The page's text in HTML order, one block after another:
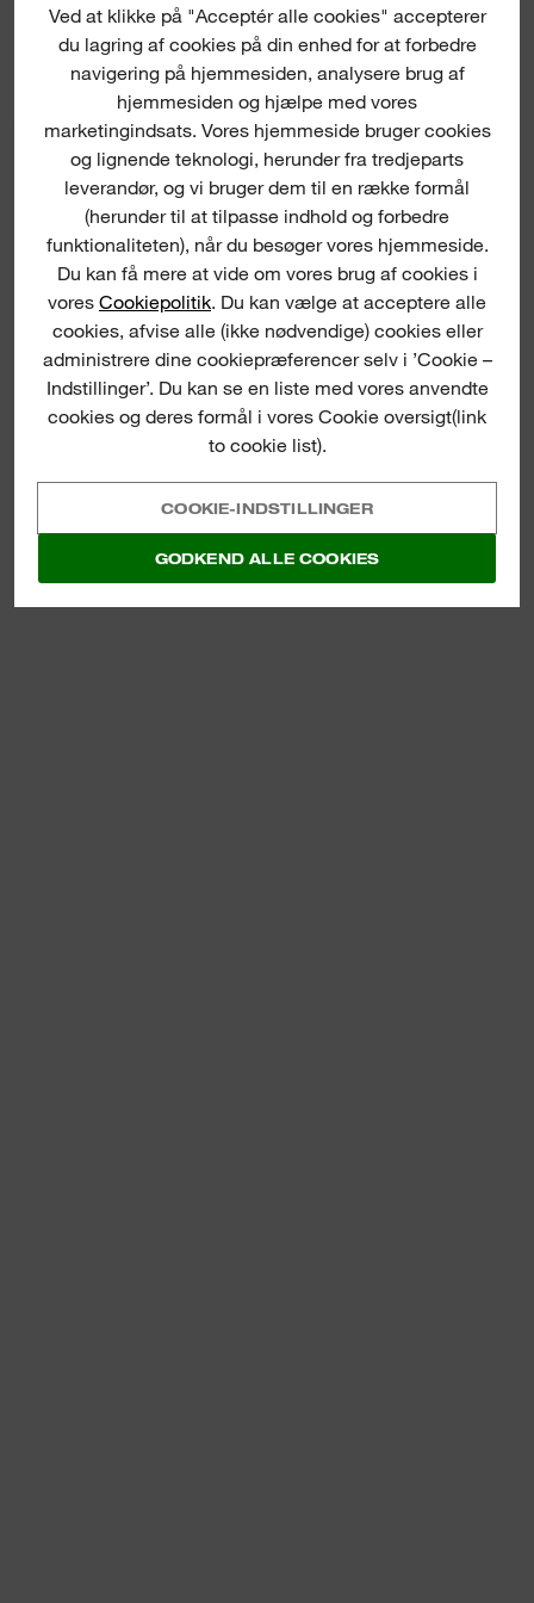
Ved at klikke på "Acceptér alle cookies" accepterer
du lagring af cookies på din enhed for at forbedre
navigering på hjemmesiden, analysere brug af
hjemmesiden og hjælpe med vores
marketingindsats. Vores hjemmeside bruger cookies
og lignende teknologi, herunder fra tredjeparts
leverandør, og vi bruger dem til en række formål
(herunder til at tilpasse indhold og forbedre
funktionaliteten), når du besøger vores hjemmeside.
Du kan få mere at vide om vores brug af cookies i
vores Cookiepolitik. Du kan vælge at acceptere alle
cookies, afvise alle (ikke nødvendige) cookies eller
administrere dine cookiepræferencer selv i ’Cookie –
Indstillinger’. Du kan se en liste med vores anvendte
cookies og deres formål i vores Cookie oversigt(link
to cookie list).
COOKIE-INDSTILLINGER
GODKEND ALLE COOKIES
M12 FUEL™
MULTIVÆRKTØJ
SE NU